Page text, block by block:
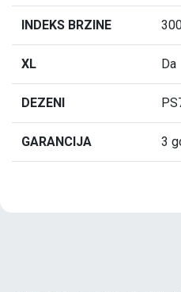
INDEKS BRZINE
XL Da
DEZENI
GARANCIJA 3